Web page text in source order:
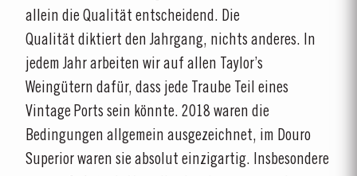
allein die Qualität entscheidend. Die
Qualität diktiert den Jahrgang, nichts anderes. In
jedem Jahr arbeiten wir auf allen Taylor’s
Weingütern dafür, dass jede Traube Teil eines
Vintage Ports sein könnte. 2018 waren die
Bedingungen allgemein ausgezeichnet, im Douro
Superior waren sie absolut einzigartig. Insbesondere